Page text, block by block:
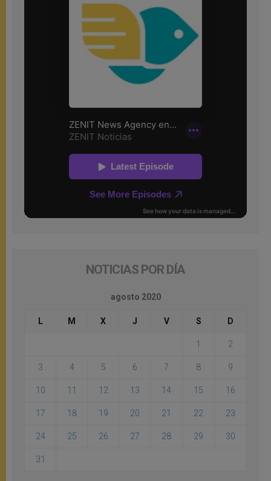
NOTICIAS POR DÍA
agosto 2020
L M X J V S D
1 2
3 4 5 6 7 8 9
10 11 12 13 14 15 16
17 18 19 20 21 22 23
24 25 26 27 28 29 30
31